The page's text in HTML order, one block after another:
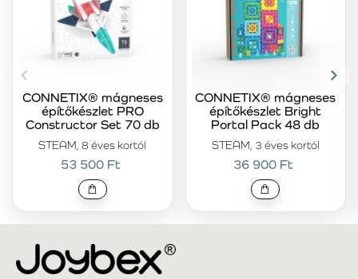
STEAM, 8 éves kortól
CONNETIX® mágneses
építőkészlet PRO
Constructor Set 70 db
53 500 Ft
STEAM, 3 éves kortól
CONNETIX® mágneses
építőkészlet Bright
Portal Pack 48 db
36 900 Ft